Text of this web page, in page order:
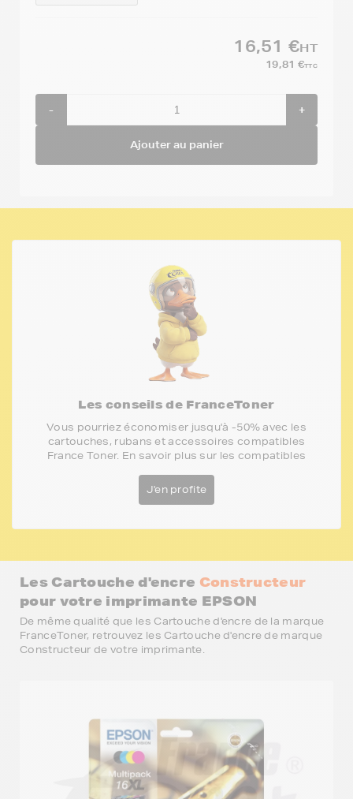
16,51 €HT
19,81 €TTC
- +
Ajouter au panier
Les conseils de FranceToner
Vous pourriez économiser jusqu'à -50% avec les
cartouches, rubans et accessoires compatibles
France Toner. En savoir plus sur les compatibles
J'en profite
Les Cartouche d'encre Constructeur
pour votre imprimante EPSON
De même qualité que les Cartouche d'encre de la marque
FranceToner, retrouvez les Cartouche d'encre de marque
Constructeur de votre imprimante.